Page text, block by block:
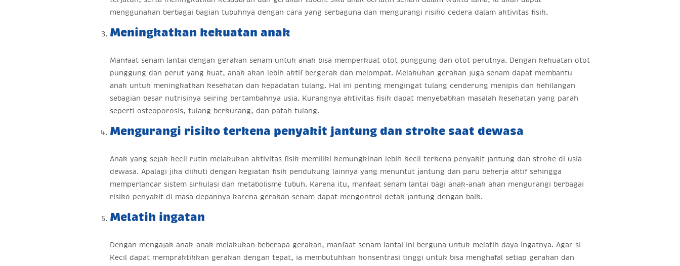
menggunakan berbagai bagian tubuhnya dengan cara yang serbaguna dan mengurangi risiko cedera dalam aktivitas fisik.
Meningkatkan kekuatan anak
Manfaat senam lantai dengan gerakan senam untuk anak bisa memperkuat otot punggung dan otot perutnya. Dengan kekuatan otot
punggung dan perut yang kuat, anak akan lebih aktif bergerak dan melompat. Melakukan gerakan juga senam dapat membantu
anak untuk meningkatkan kesehatan dan kepadatan tulang. Hal ini penting mengingat tulang cenderung menipis dan kehilangan
sebagian besar nutrisinya seiring bertambahnya usia. Kurangnya aktivitas fisik dapat menyebabkan masalah kesehatan yang parah
seperti osteoporosis, tulang berkurang, dan patah tulang.
Mengurangi risiko terkena penyakit jantung dan stroke saat dewasa
Anak yang sejak kecil rutin melakukan aktivitas fisik memiliki kemungkinan lebih kecil terkena penyakit jantung dan stroke di usia
dewasa. Apalagi jika diikuti dengan kegiatan fisik pendukung lainnya yang menuntut jantung dan paru bekerja aktif sehingga
memperlancar sistem sirkulasi dan metabolisme tubuh. Karena itu, manfaat senam lantai bagi anak-anak akan mengurangi berbagai
risiko penyakit di masa depannya karena gerakan senam dapat mengontrol detak jantung dengan baik.
Melatih ingatan
Dengan mengajak anak-anak melakukan beberapa gerakan, manfaat senam lantai ini berguna untuk melatih daya ingatnya. Agar si
Kecil dapat mempraktikkan gerakan dengan tepat, ia membutuhkan konsentrasi tinggi untuk bisa menghafal setiap gerakan dan